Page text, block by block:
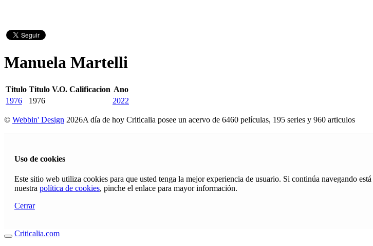
Manuela Martelli
Titulo Titulo V.O. Calificacion Ano
1976
1976 2022
© Webbin' Design 2026A día de hoy Criticalia posee un acervo de 6460 películas, 195 series y 960 articulos
Uso de cookies
Este sitio web utiliza cookies para que usted tenga la mejor experiencia de usuario. Si continúa navegando
nuestra política de cookies, pinche el enlace para mayor información.
Cerrar
Criticalia.com